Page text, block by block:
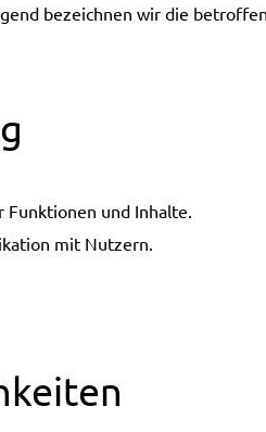
bezeichnen wir die
und Inhalte.
mit Nutzern.